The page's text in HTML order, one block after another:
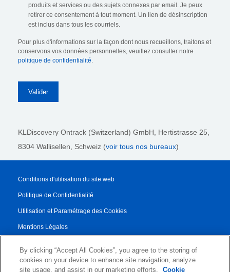
produits et services ou des sujets connexes par email. Je peux
retirer ce consentement à tout moment. Un lien de désinscription
est inclus dans tous les courriels.
Pour plus d'informations sur la façon dont nous recueillons, traitons et
conservons vos données personnelles, veuillez consulter notre
politique de confidentialité.
KLDiscovery Ontrack (Switzerland) GmbH, Hertistrasse 25,
8304 Wallisellen, Schweiz (voir tous nos bureaux)
Conditions d'utilisation du site web
Politique de Confidentialité
Utilisation et Paramétrage des Cookies
Mentions Légales
Conditions Générales de Vente
By clicking “Accept All Cookies”, you agree to the storing of
cookies on your device to enhance site navigation, analyze
site usage, and assist in our marketing efforts.
Cookie